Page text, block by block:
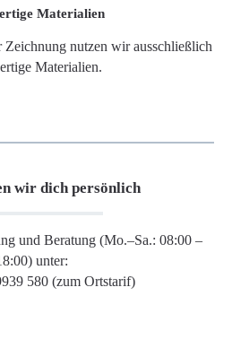
Materialien
nutzen wir ausschließlich
Materialien.
wir dich persönlich
und Beratung (Mo.–Sa.: 08:00 –
unter:
580 (zum Ortstarif)